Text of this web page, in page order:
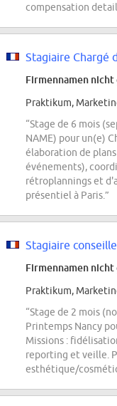
compensation
Stagiaire Chargé
Firmennamen
Praktikum,
“Stage de 6 mois
NAME) pour un(e)
élaboration de
événements),
rétroplannings et
présentiel à Paris.”
Firmennamen
Praktikum,
“Stage de 2 mois
Printemps Nancy
Missions :
reporting et veille.
esthétique/